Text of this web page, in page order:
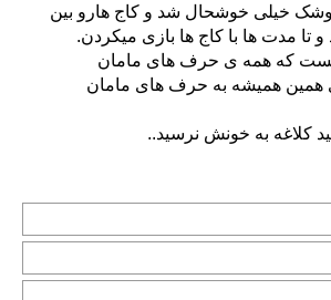
خیلی خوشحال شد و کاج هارو بین
تا مدت ها با کاج ها بازی میکردن.
که همه ی حرف های مامان
همین همیشه به حرف های مامان
کلاغه به خونش نرسید..